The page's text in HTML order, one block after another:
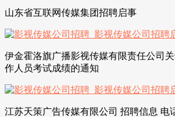
山东省互联网传媒集团招聘启事
伊金霍洛旗广播影视传媒有限责任公司
作人员考试成绩的通知
江苏天策广告传媒有限公司 招聘信息 电